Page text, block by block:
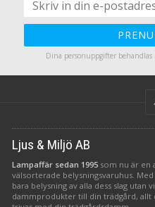
Dina personuppgifter
Ljus & Miljö AB
Lampaffär sedan 1995 som nu är en
välsorterade belysningsvaruhus.
bara belysning av alla dess slag utan
dammprodukter till din trädgård, allt